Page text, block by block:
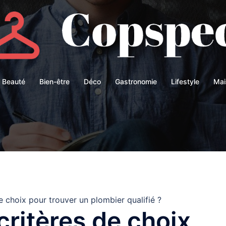
Beauté Bien-être Déco Gastronomie Lifestyle
choix pour trouver un plombier qualifié ?